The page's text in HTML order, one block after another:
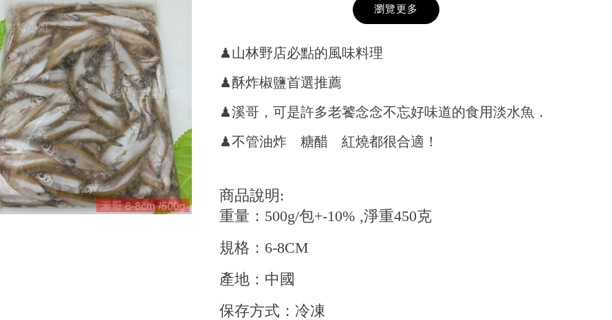
瀏覽更多
♟山林野店必點的風味料理
♟酥炸椒鹽首選推薦
♟溪哥，可是許多老饕念念不忘好味道的食用淡水魚．
♟不管油炸 糖醋 紅燒都很合適！
商品說明:
重量：500g/包+-10% ‚淨重450克
規格：6-8CM
產地：中國
保存方式：冷凍